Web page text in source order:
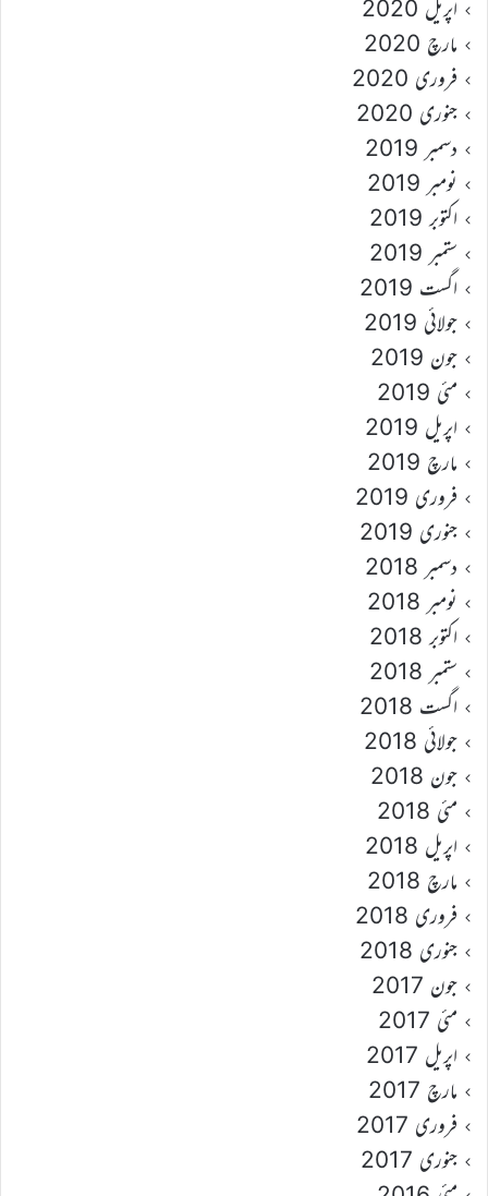
اپریل 2020
مارچ 2020
فروری 2020
جنوری 2020
دسمبر 2019
نومبر 2019
اکتوبر 2019
ستمبر 2019
اگست 2019
جولائی 2019
جون 2019
مئی 2019
اپریل 2019
مارچ 2019
فروری 2019
جنوری 2019
دسمبر 2018
نومبر 2018
اکتوبر 2018
ستمبر 2018
اگست 2018
جولائی 2018
جون 2018
مئی 2018
اپریل 2018
مارچ 2018
فروری 2018
جنوری 2018
جون 2017
مئی 2017
اپریل 2017
مارچ 2017
فروری 2017
جنوری 2017